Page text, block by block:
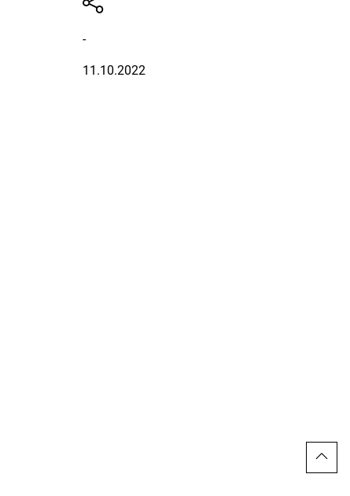
-
11.10.2022